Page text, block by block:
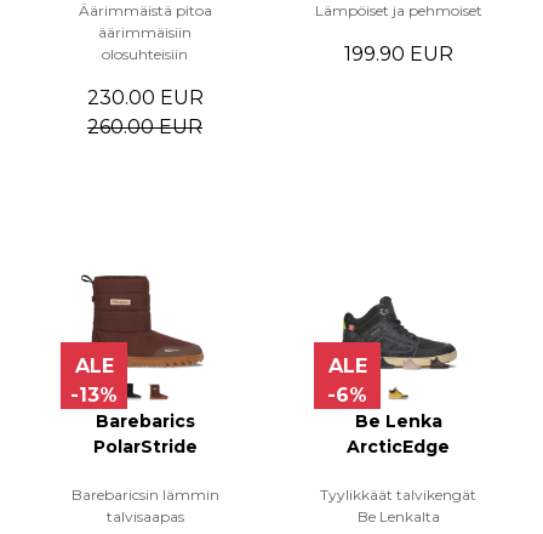
Äärimmäistä pitoa
äärimmäisiin
olosuhteisiin
230.00 EUR
260.00 EUR
Lämpöiset ja pehmoiset
199.90 EUR
ALE
-13%
Barebarics
PolarStride
Barebaricsin lämmin
talvisaapas
ALE
-6%
Be Lenka
ArcticEdge
Tyylikkäät talvikengät
Be Lenkalta